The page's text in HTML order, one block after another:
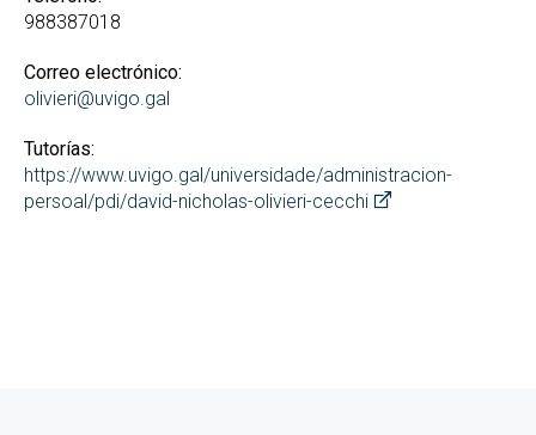
988387018
Correo electrónico:
olivieri@uvigo.gal
Tutorías:
https://www.uvigo.gal/universidade/administracion-
persoal/pdi/david-nicholas-olivieri-cecchi